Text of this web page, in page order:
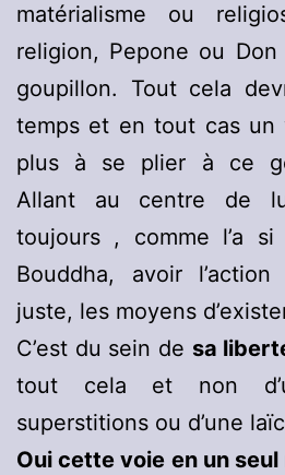
matérialisme ou
religion, Pepone ou
goupillon. Tout cela
temps et en tout cas un
plus à se plier à ce
Allant au centre de
toujours , comme l’a
Bouddha, avoir
juste, les moyens
C’est du sein de sa
tout cela et non
superstitions ou d’une
Oui cette voie en un